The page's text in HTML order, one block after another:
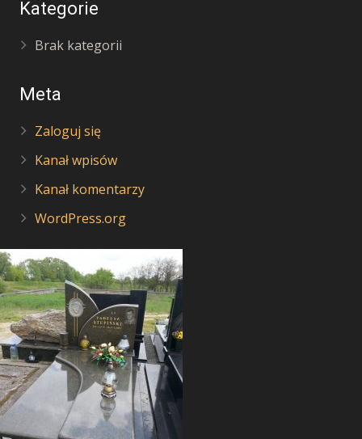
Kategorie
Brak kategorii
Meta
Zaloguj się
Kanał wpisów
Kanał komentarzy
WordPress.org